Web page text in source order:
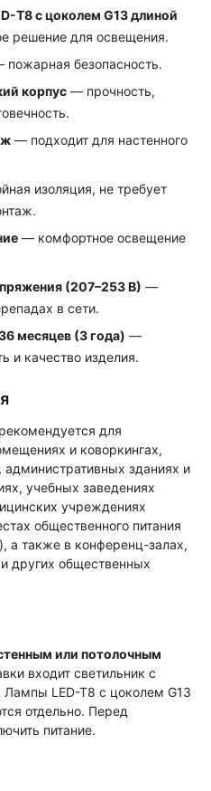
Т8 с цоколем G13 длиной
решение для освещения.
пожарная безопасность.
корпус — прочность,
— подходит для настенного
изоляция, не требует
— комфортное освещение
(207–253 В) —
в сети.
месяцев (3 года) —
и качество изделия.
рекомендуется для
и коворкингах,
административных зданиях и
учебных заведениях
учреждениях
общественного питания
а также в конференц-залах,
других общественных
или потолочным
входит светильник с
LED-T8 с цоколем G13
отдельно. Перед
питание.